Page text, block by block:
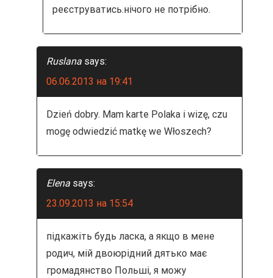
реєструватись.нічого не потрібно.
Ruslana says:
06.06.2013 на 19:41
Dzień dobry. Mam karte Polaka i wizę, czu
mogę odwiedzić matkę we Włoszech?
Elena says:
23.09.2013 на 15:54
підкажіть будь ласка, а якщо в мене
родич, мій двоюрідний дятько має
громадянство Польші, я можу